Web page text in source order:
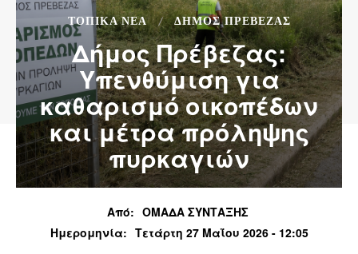
ΤΟΠΙΚΆ ΝΈΑ ΔΉΜΟΣ ΠΡΈΒΕΖΑΣ
Δήμος Πρέβεζας:
Υπενθύμιση για
καθαρισμό οικοπέδων
και μέτρα πρόληψης
πυρκαγιών
Από: ΟΜΑΔΑ ΣΥΝΤΑΞΗΣ
Ημερομηνία: Τετάρτη 27 Μαΐου 2026 - 12:05